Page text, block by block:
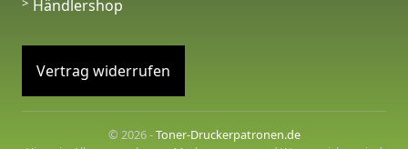
Händlershop
Vertrag widerrufen
© 2026 -Toner-Druckerpatronen.de